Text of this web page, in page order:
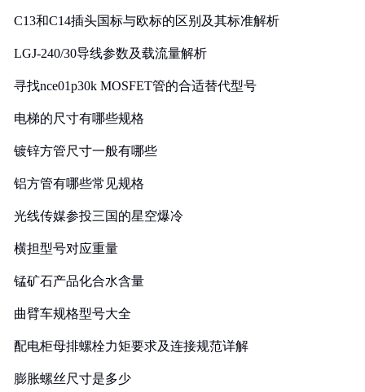
C13和C14插头国标与欧标的区别及其标准解析
LGJ-240/30导线参数及载流量解析
寻找nce01p30k MOSFET管的合适替代型号
电梯的尺寸有哪些规格
镀锌方管尺寸一般有哪些
铝方管有哪些常见规格
光线传媒参投三国的星空爆冷
横担型号对应重量
锰矿石产品化合水含量
曲臂车规格型号大全
配电柜母排螺栓力矩要求及连接规范详解
膨胀螺丝尺寸是多少